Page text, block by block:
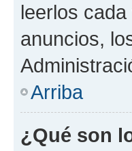
leerlos
anuncios,
Arriba
¿Qué son